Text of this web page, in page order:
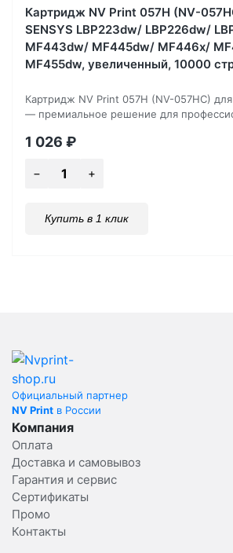
Картридж NV Print 057H (NV-
SENSYS LBP223dw/ LBP226dw/
MF443dw/ MF445dw/ MF446x/
MF455dw, увеличенный, 10000
Картридж NV Print 057H (NV-057HC)
— премиальное решение для
1 026 ₽
Купить в 1 клик
Официальный партнер
NV Print в России
Компания
Оплата
Доставка и самовывоз
Гарантия и сервис
Сертификаты
Промо
Контакты